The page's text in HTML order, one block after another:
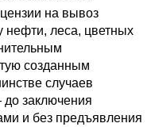
на вывоз
нефти, леса, цветных
созданным
случаев
заключения
и без предъявления